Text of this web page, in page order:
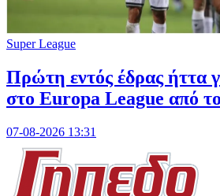
Super League
Πρώτη εντός έδρας ήττα
στο Europa League από
07-08-2026 13:31